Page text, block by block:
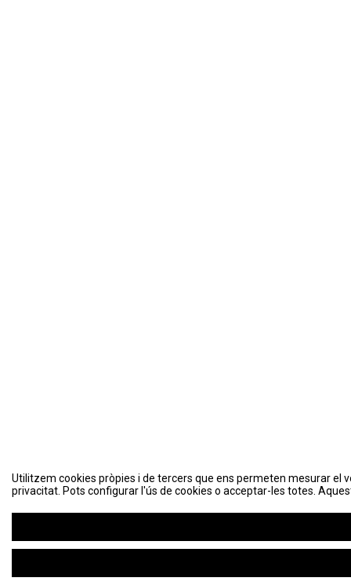
Utilitzem cookies pròpies i de tercers que ens permeten mesurar el
privacitat. Pots configurar l'ús de cookies o acceptar-les totes.
Utilitzem cookies pròpies i de tercers que ens permeten mesurar el
privacitat. Pots configurar l'ús de cookies o acceptar-les totes.